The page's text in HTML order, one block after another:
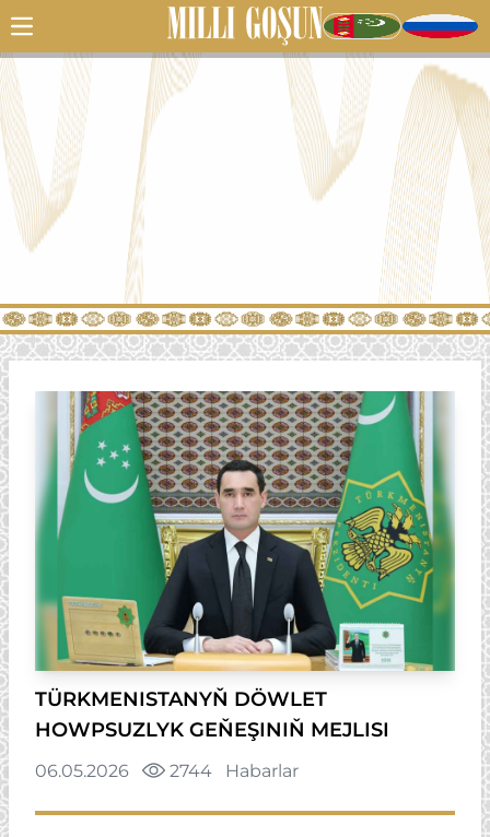
TÜRKMENISTANYŇ DÖWLET
HOWPSUZLYK GEŇEŞINIŇ MEJLISI
06.05.2026 2744 Habarlar